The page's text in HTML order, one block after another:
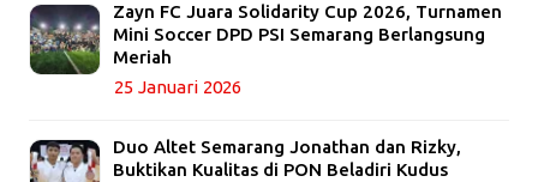
Zayn FC Juara Solidarity Cup 2026, Turnamen
Mini Soccer DPD PSI Semarang Berlangsung
Meriah
25 Januari 2026
Duo Altet Semarang Jonathan dan Rizky,
Buktikan Kualitas di PON Beladiri Kudus